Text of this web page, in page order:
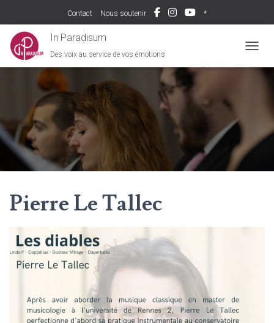
Contact Nous soutenir *
In Paradisum
Des voix au service de vos émotions
Pierre Le Tallec